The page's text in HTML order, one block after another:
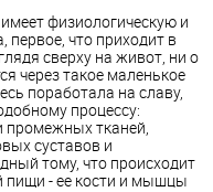
физиологическую и
первое, что приходит в
сверху на живот, ни о
через такое маленькое
поработала на славу,
процессу:
промежных тканей,
суставов и
тому, что происходит
пищи - ее кости и мышцы